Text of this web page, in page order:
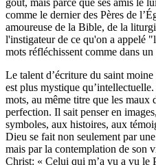
comme le dernier des Pères de
amoureuse de la Bible, de la
l'instigateur de ce qu'on a appelé
mots réfléchissent comme dans
Le talent d’écriture du saint
est plus mystique
mots, au même titre que les maux
perfection. Il sait penser en
symboles, aux histoires, aux
Dieu se fait non seulement par
mais par la contemplation de son
Christ: « Celui qui m’a vu a vu le